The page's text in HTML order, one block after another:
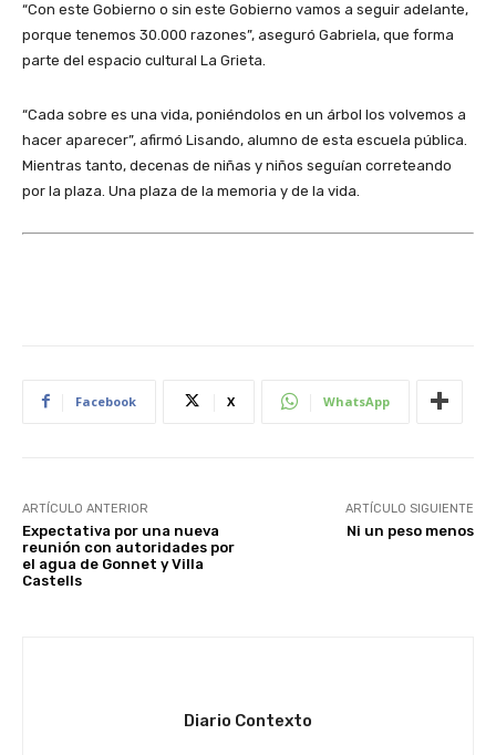
“Con este Gobierno o sin este Gobierno vamos a seguir adelante,
porque tenemos 30.000 razones”, aseguró Gabriela, que forma
parte del espacio cultural La Grieta.
“Cada sobre es una vida, poniéndolos en un árbol los volvemos a
hacer aparecer”, afirmó Lisando, alumno de esta escuela pública.
Mientras tanto, decenas de niñas y niños seguían correteando
por la plaza. Una plaza de la memoria y de la vida.
Facebook X WhatsApp
ARTÍCULO ANTERIOR
Expectativa por una nueva
reunión con autoridades por
el agua de Gonnet y Villa
Castells
ARTÍCULO SIGUIENTE
Ni un peso menos
Diario Contexto